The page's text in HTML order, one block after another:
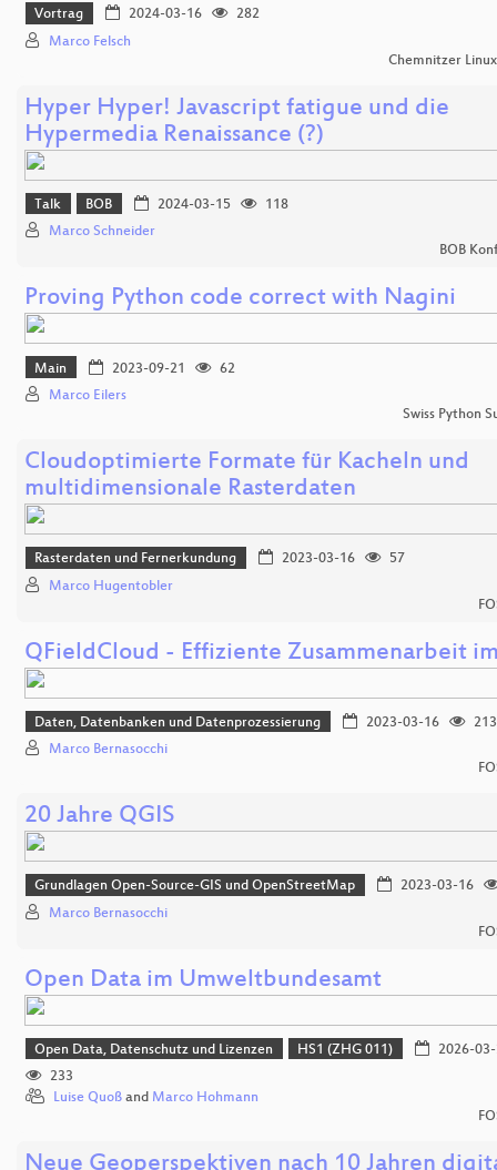
Vortrag 2024-03-16
282
Marco Felsch
Chemnitzer
Hyper Hyper! Javascript fatigue und die
Hypermedia Renaissance (?)
Talk BOB 2024-03-15
118
Marco Schneider
BOB
Proving Python code correct with Nagini
Main 2023-09-21
62
Marco Eilers
Swiss Python
Cloudoptimierte Formate für Kacheln und
multidimensionale Rasterdaten
Rasterdaten und Fernerkundung 2023-03-16
57
Marco Hugentobler
QFieldCloud - Effiziente Zusammenarbeit
Daten, Datenbanken und Datenprozessierung 2023-03-16
213
Marco Bernasocchi
20 Jahre QGIS
Grundlagen Open-Source-GIS und OpenStreetMap
2023-03-16
Marco Bernasocchi
Open Data im Umweltbundesamt
Open Data, Datenschutz und Lizenzen HS1 (ZHG 011)
2026-
233
Luise Quoß and Marco Hohmann